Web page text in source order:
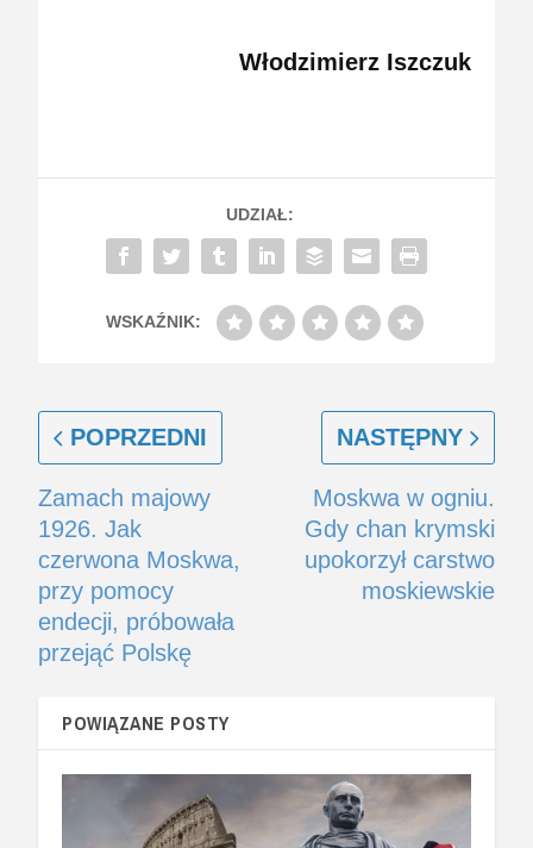
Włodzimierz Iszczuk
UDZIAŁ:
WSKAŹNIK:
POPRZEDNI
Zamach majowy
1926. Jak
czerwona Moskwa,
przy pomocy
endecji, próbowała
przejąć Polskę
NASTĘPNY
Moskwa w ogniu.
Gdy chan krymski
upokorzył carstwo
moskiewskie
POWIĄZANE POSTY